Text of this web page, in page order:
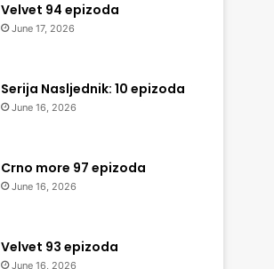
Velvet 94 epizoda
June 17, 2026
Serija Nasljednik: 10 epizoda
June 16, 2026
Crno more 97 epizoda
June 16, 2026
Velvet 93 epizoda
June 16, 2026